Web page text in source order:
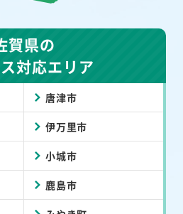
賀県の
対応エリア
唐津市
伊万里市
小城市
鹿島市